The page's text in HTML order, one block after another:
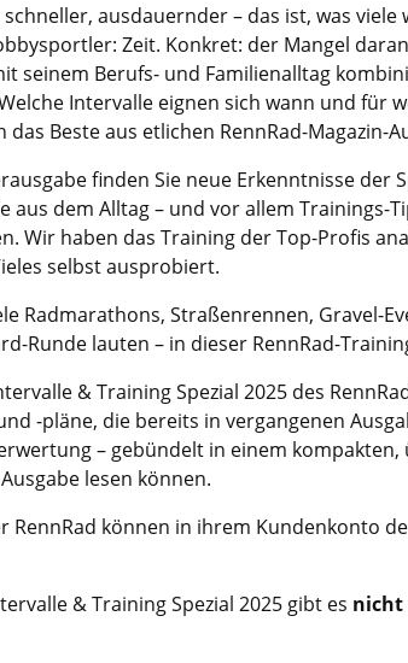
schneller, ausdauernder – das ist, was
Zeit. Konkret: der Mangel
seinem Berufs- und Familienalltag
Intervalle eignen sich wann und für
das Beste aus etlichen RennRad-Magazin-
finden Sie neue Erkenntnisse
aus dem Alltag – und vor allem Trainings-
Wir haben das Training der Top-Profis
selbst ausprobiert.
Radmarathons, Straßenrennen, Gravel-
Runde lauten – in dieser RennRad-
& Training Spezial 2025 des
-pläne, die bereits in vergangenen
– gebündelt in einem
lesen können.
RennRad können in ihrem Kundenkonto
& Training Spezial 2025 gibt es nicht